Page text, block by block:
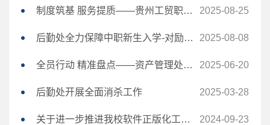
制度筑基 服务提质——贵州工贸职业学院举行2025年下半年后勤工作人员培训班开班仪... 2025-08-25
后勤处全力保障中职新生入学-对励学楼进行打扫及检修 2025-08-08
全员行动 精准盘点——资产管理处完成2025年度上半年仓库物资全面整理工作 2025-06-20
后勤处开展全面消杀工作 2025-03-28
关于进一步推进我校软件正版化工作的通知 2024-09-23